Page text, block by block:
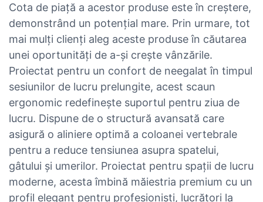
Cota de piață a acestor produse este în creștere,
demonstrând un potențial mare. Prin urmare, tot
mai mulți clienți aleg aceste produse în căutarea
unei oportunități de a-și crește vânzările.
Proiectat pentru un confort de neegalat în timpul
sesiunilor de lucru prelungite, acest scaun
ergonomic redefinește suportul pentru ziua de
lucru. Dispune de o structură avansată care
asigură o aliniere optimă a coloanei vertebrale
pentru a reduce tensiunea asupra spatelui,
gâtului și umerilor. Proiectat pentru spații de lucru
moderne, acesta îmbină măiestria premium cu un
profil elegant pentru profesioniști, lucrători la